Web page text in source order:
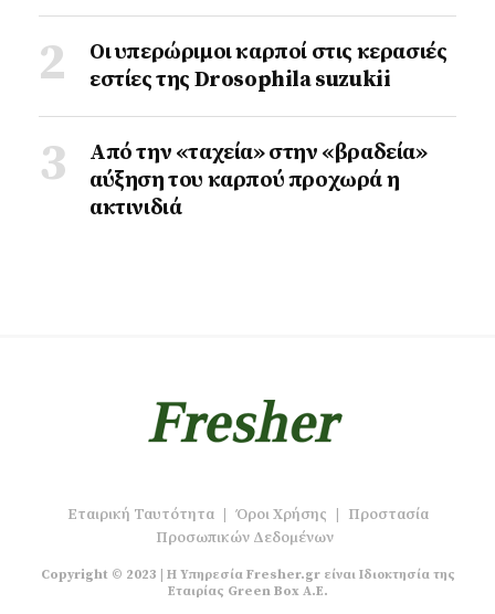
Οι υπερώριμοι καρποί στις κερασιές
εστίες της Drosophila suzukii
Από την «ταχεία» στην «βραδεία»
αύξηση του καρπού προχωρά η
ακτινιδιά
Εταιρική Ταυτότητα Όροι Χρήσης
Προστασία
Προσωπικών Δεδομένων
Copyright © 2023 | Η Υπηρεσία Fresher.gr είναι Ιδιοκτησία της
Εταιρίας Green Box A.E.